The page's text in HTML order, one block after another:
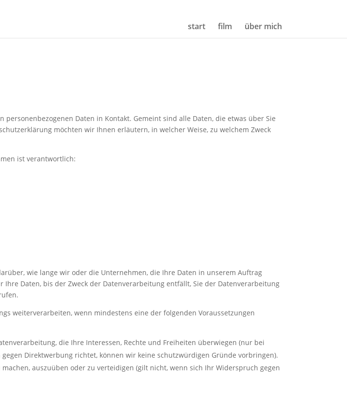
start film über mich
Daten in Kontakt. Gemeint sind alle Daten, die etwas über Sie
möchten wir Ihnen erläutern, in welcher Weise, zu welchem Zweck
ist verantwortlich:
wie lange wir oder die Unternehmen, die Ihre Daten in unserem Auftrag
Daten, bis der Zweck der Datenverarbeitung entfällt, Sie der Datenverarbeitung
weiterverarbeiten, wenn mindestens eine der folgenden Voraussetzungen
die Ihre Interessen, Rechte und Freiheiten überwiegen (nur bei
Direktwerbung richtet, können wir keine schutzwürdigen Gründe vorbringen).
auszuüben oder zu verteidigen (gilt nicht, wenn sich Ihr Widerspruch gegen